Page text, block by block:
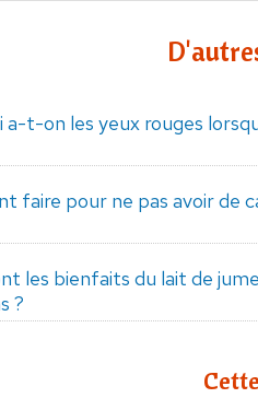
a-t-on les yeux rouges
faire pour ne pas avoir de
les bienfaits du lait de
?